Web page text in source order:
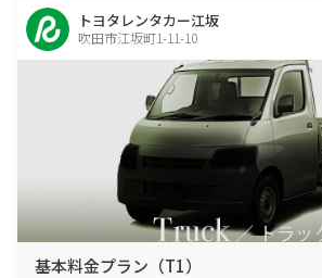
トヨタレンタカー江坂
吹田市江坂町1-11-10
基本料金プラン（T1）